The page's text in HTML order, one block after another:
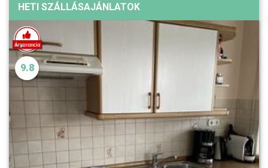
HETI SZÁLLÁSAJÁNLATOK
9.8